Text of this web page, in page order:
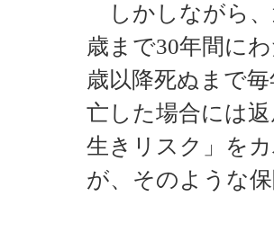
しかしながら、
歳まで30年間に
歳以降死ぬまで
亡した場合には
生きリスク」を
が、そのような